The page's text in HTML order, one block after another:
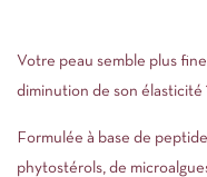
Votre peau semble plus
diminution de son élasticité
Formulée à base de
phytostérols, de